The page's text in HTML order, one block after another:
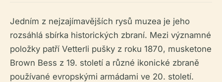
Jedním z nejzajímavějších rysů muzea je jeho
rozsáhlá sbírka historických zbraní. Mezi významné
položky patří Vetterli pušky z roku 1870, musketone
Brown Bess z 19. století a různé ikonické zbraně
používané evropskými armádami ve 20. století.